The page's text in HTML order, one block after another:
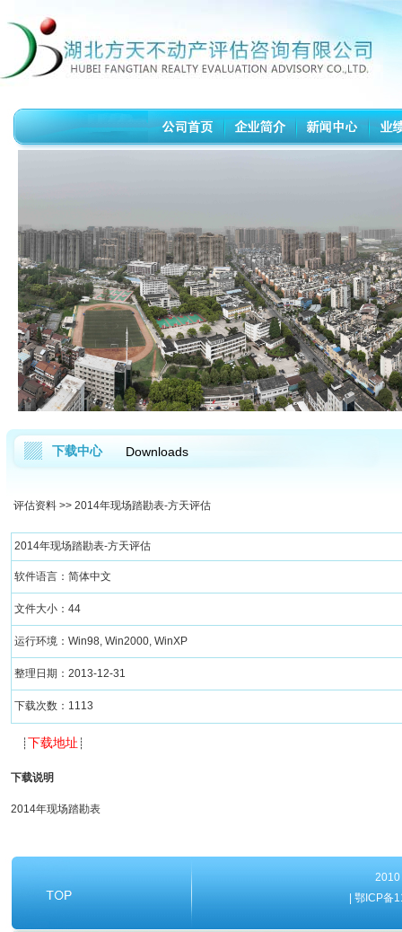
下载中心 Downloads
评估资料 >> 2014年现场踏勘表-方天评估
2014年现场踏勘表-方天评估
软件语言：简体中文
文件大小：44
运行环境：Win98, Win2000, WinXP
整理日期：2013-12-31
下载次数：1113
┊ 下载地址 ┊
下载说明
2014年现场踏勘表
2010
| 鄂ICP